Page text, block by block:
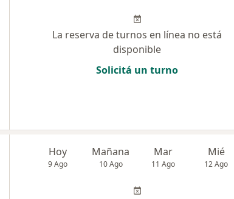
La reserva de turnos en línea no está
disponible
Solicitá un turno
Hoy
9 Ago
Mañana
10 Ago
Mar
11 Ago
Mié
12 Ago